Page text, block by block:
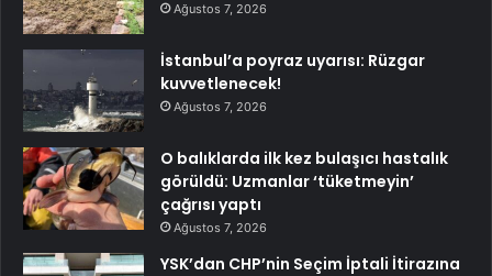
Ağustos 7, 2026
İstanbul’a poyraz uyarısı: Rüzgar
kuvvetlenecek!
Ağustos 7, 2026
O balıklarda ilk kez bulaşıcı hastalık
görüldü: Uzmanlar ‘tüketmeyin’
çağrısı yaptı
Ağustos 7, 2026
YSK’dan CHP’nin Seçim İptali İtirazına